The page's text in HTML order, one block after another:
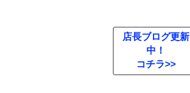
店長ブログ更新
中！
コチラ>>